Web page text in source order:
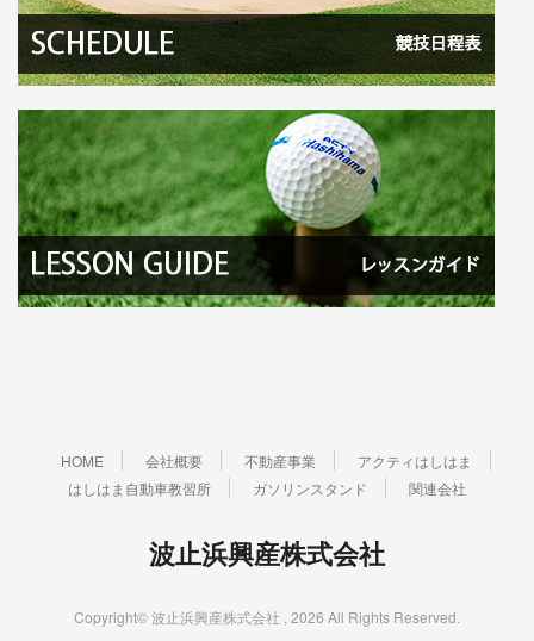
HOME 会社概要 不動産事業
アクティはしはま
はしはま自動車教習所
ガソリンスタンド 関連会社
波止浜興産株式会社
Copyright© 波止浜興産株式会社 , 2026 All Rights Reserved.